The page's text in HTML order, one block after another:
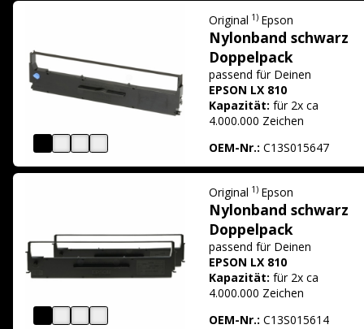
Original 1) Epson
Nylonband schwarz
Doppelpack
passend für Deinen
EPSON LX 810
Kapazität: für 2x ca
4.000.000 Zeichen
OEM-Nr.: C13S015647
Original 1) Epson
Nylonband schwarz
Doppelpack
passend für Deinen
EPSON LX 810
Kapazität: für 2x ca
4.000.000 Zeichen
OEM-Nr.: C13S015614